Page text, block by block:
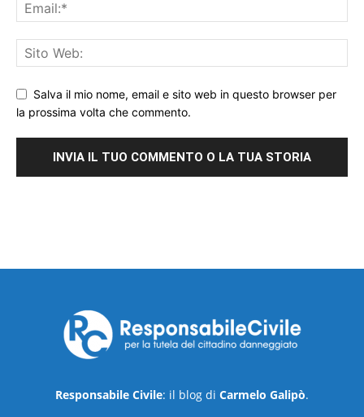
Salva il mio nome, email e sito web in questo browser per
la prossima volta che commento.
Responsabile Civile: il blog di Carmelo Galipò.